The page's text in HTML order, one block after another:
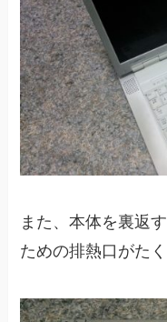
また、本体を裏返
ための排熱口がた